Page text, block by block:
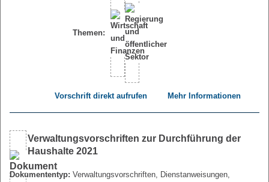
Themen:
Vorschrift direkt aufrufen Mehr Informationen
Verwaltungsvorschriften zur Durchführung der
Haushalte 2021
Dokumententyp: Verwaltungsvorschriften, Dienstanweisungen,